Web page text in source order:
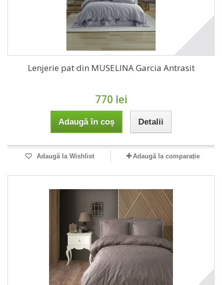
Lenjerie pat din MUSELINA Garcia Antrasit
770 lei
Adaugă în coş Detalii
Adaugă la Wishlist Adaugă la comparație